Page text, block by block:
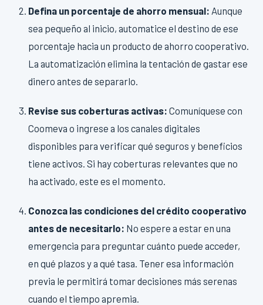
Defina un porcentaje de ahorro mensual: Aunque
sea pequeño al inicio, automatice el destino de ese
porcentaje hacia un producto de ahorro cooperativo.
La automatización elimina la tentación de gastar ese
dinero antes de separarlo.
Revise sus coberturas activas: Comuníquese con
Coomeva o ingrese a los canales digitales
disponibles para verificar qué seguros y beneficios
tiene activos. Si hay coberturas relevantes que no
ha activado, este es el momento.
Conozca las condiciones del crédito cooperativo
antes de necesitarlo: No espere a estar en una
emergencia para preguntar cuánto puede acceder,
en qué plazos y a qué tasa. Tener esa información
previa le permitirá tomar decisiones más serenas
cuando el tiempo apremia.